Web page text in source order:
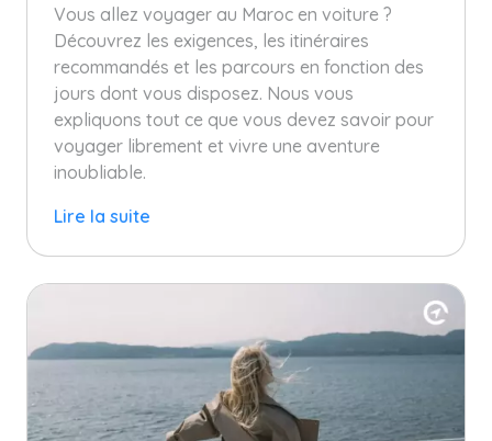
Vous allez voyager au Maroc en voiture ?
Découvrez les exigences, les itinéraires
recommandés et les parcours en fonction des
jours dont vous disposez. Nous vous
expliquons tout ce que vous devez savoir pour
voyager librement et vivre une aventure
inoubliable.
Lire la suite